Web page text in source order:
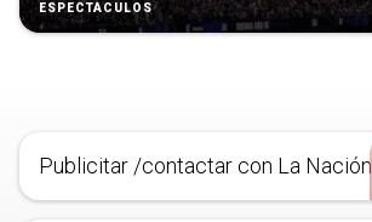
ESPECTÁCULOS
Publicitar /contactar con La Nación